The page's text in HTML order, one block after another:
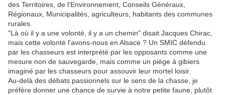
des Territoires, de l'Environnement, Conseils Généraux,
Régionaux, Municipalités, agriculteurs, habitants des communes
rurales.
"Là où il y a une volonté, il y a un chemin" disait Jacques Chirac,
mais cette volonté l'avons-nous en Alsace ? Un SMIC défendu
par les chasseurs est interprété par les opposants comme une
mesure non de sauvegarde, mais comme un piège à gibiers
imaginé par les chasseurs pour assouvir leur mortel loisir.
Au-delà des débats passionnels sur le sens de la chasse, je
préfère donner une chance de survie à notre petite faune, plutôt